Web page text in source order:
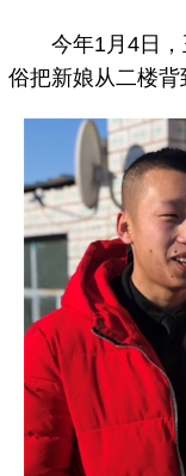
今年1月4日，
俗把新娘从二楼背